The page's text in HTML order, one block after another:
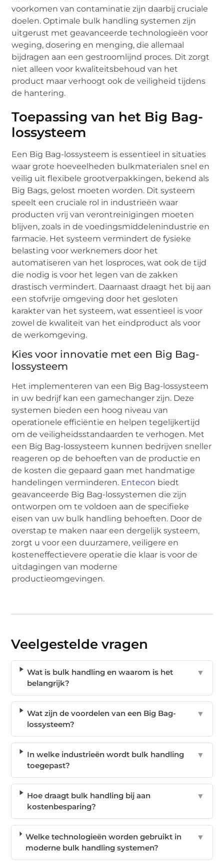
voorkomen van contaminatie zijn daarbij cruciale
doelen. Optimale bulk handling systemen zijn
uitgerust met geavanceerde technologieën voor
weging, dosering en menging, die allemaal
bijdragen aan een gestroomlijnd proces. Dit zorgt
niet alleen voor kwaliteitsbehoud van het
product maar verhoogt ook de veiligheid tijdens
de hantering.
Toepassing van het Big Bag-
lossysteem
Een Big Bag-lossysteem is essentieel in situaties
waar grote hoeveelheden bulkmaterialen snel en
veilig uit flexibele grootverpakkingen, bekend als
Big Bags, gelost moeten worden. Dit systeem
speelt een cruciale rol in industrieën waar
producten vrij van verontreinigingen moeten
blijven, zoals in de voedingsmiddelenindustrie en
farmacie. Het systeem vermindert de fysieke
belasting voor werknemers door het
automatiseren van het losproces, wat ook de tijd
die nodig is voor het legen van de zakken
drastisch vermindert. Daarnaast draagt het bij aan
een stofvrije omgeving door het gesloten
karakter van het systeem, wat essentieel is voor
zowel de kwaliteit van het eindproduct als voor
de werkomgeving.
Kies voor innovatie met een Big Bag-
lossysteem
Het implementeren van een Big Bag-lossysteem
in uw bedrijf kan een gamechanger zijn. Deze
systemen bieden een hoog niveau van
operationele efficiëntie en helpen tegelijkertijd
om de veiligheidsstandaarden te verhogen. Met
een Big Bag-lossysteem kunnen bedrijven sneller
reageren op de behoeften van de productie en
de kosten die gepaard gaan met handmatige
handelingen verminderen. Entecon biedt
geavanceerde Big Bag-lossystemen die zijn
ontworpen om te voldoen aan de specifieke
eisen van uw bulk handling behoeften. Door de
overstap te maken naar een dergelijk systeem,
zorgt u voor een duurzamere, veiligere en
kosteneffectievere operatie die klaar is voor de
uitdagingen van moderne
productieomgevingen.
Veelgestelde vragen
Wat is bulk handling en waarom is het
belangrijk?
▼
Wat zijn de voordelen van een Big Bag-
lossysteem?
▼
In welke industrieën wordt bulk handling
toegepast?
▼
Hoe draagt bulk handling bij aan
kostenbesparing?
▼
Welke technologieën worden gebruikt in
moderne bulk handling systemen?
▼